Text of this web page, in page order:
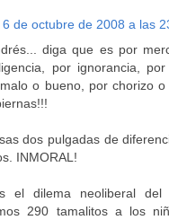
6 de octubre de 2008 a las
diga que es por
por ignorancia,
o bueno, por chorizo
dos pulgadas de
INMORAL!
el dilema neoliberal
290 tamalitos a los